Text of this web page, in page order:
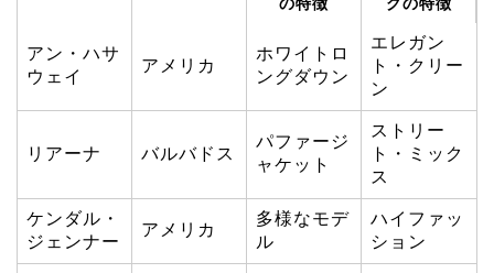
の特徴 グの特徴
アン・ハサ
ウェイ
アメリカ
ホワイトロ
ングダウン
エレガン
ト・クリー
ン
リアーナ バルバドス
パファージ
ャケット
ストリー
ト・ミック
ス
ケンダル・
ジェンナー
アメリカ
多様なモデ
ル
ハイファッ
ション